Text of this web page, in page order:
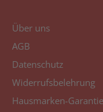
Über uns
AGB
Datenschutz
Widerrufsbelehrung
Hausmarken-Garantie